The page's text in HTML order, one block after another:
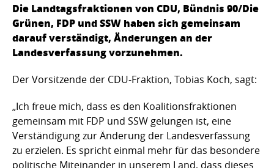
Die Landtagsfraktionen von CDU, Bündnis 90/Die
Grünen, FDP und SSW haben sich gemeinsam
darauf verständigt, Änderungen an der
Landesverfassung vorzunehmen.
Der Vorsitzende der CDU-Fraktion, Tobias Koch, sagt:
„Ich freue mich, dass es den Koalitionsfraktionen
gemeinsam mit FDP und SSW gelungen ist, eine
Verständigung zur Änderung der Landesverfassung
zu erzielen. Es spricht einmal mehr für das besondere
politische Miteinander in unserem Land, dass dieses